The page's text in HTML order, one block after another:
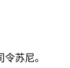
苏尼。